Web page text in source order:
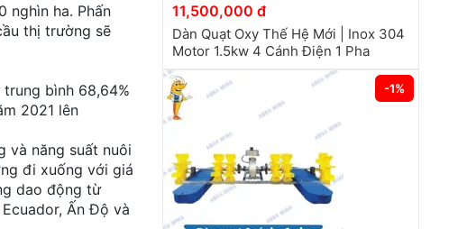
nghìn ha. Phấn
thị trường sẽ
bình 68,64%
2021 lên
và năng suất nuôi
đi xuống với giá
dao động từ
Ấn Độ và
11,500,000 đ
Dàn Quạt Oxy Thế Hệ Mới | Inox 304
Motor 1.5kw 4 Cánh Điện 1 Pha
-1%